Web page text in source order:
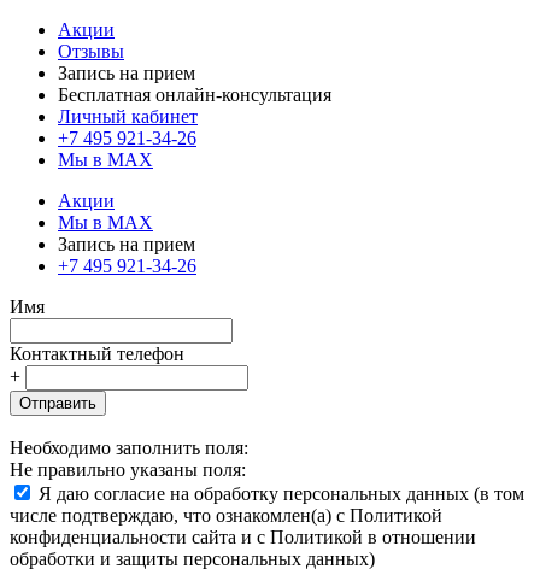
Акции
Отзывы
Запись на прием
Бесплатная онлайн-консультация
Личный кабинет
+7 495 921-34-26
Мы в MAX
Акции
Мы в MAX
Запись на прием
+7 495 921-34-26
Имя
Контактный телефон
+
Отправить
Необходимо заполнить поля:
Не правильно указаны поля:
Я даю согласие на обработку персональных данных (в том
числе подтверждаю, что ознакомлен(а) с Политикой
конфиденциальности сайта и с Политикой в отношении
обработки и защиты персональных данных)